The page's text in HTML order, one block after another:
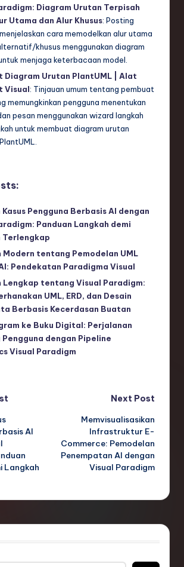
Diagram Urutan Terpisah
Utama dan Alur Khusus: Posting
cara memodelkan alur utama
khusus menggunakan diagram
menjaga keterbacaan model.
Diagram Urutan PlantUML | Alat
Visual: Tinjauan umum tentang pembuat
memungkinkan pengguna menentukan
pesan menggunakan wizard langkah
untuk membuat diagram urutan
Pengguna Berbasis AI dengan
Panduan Langkah demi
Terlengkap
Modern tentang Pemodelan UML
Pendekatan Paradigma Visual
Lengkap tentang Visual Paradigm:
UML, ERD, dan Desain
Berbasis Kecerdasan Buatan
ke Buku Digital: Perjalanan
Pengguna dengan Pipeline
Visual Paradigm
AI
Langkah
Next Post
Memvisualisasikan
Infrastruktur E-
Commerce: Pemodelan
Penempatan AI dengan
Visual Paradigm